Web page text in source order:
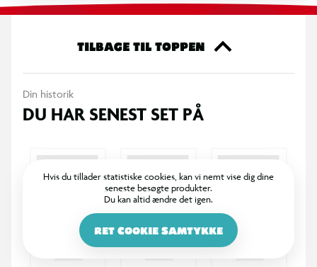
TILBAGE TIL TOPPEN
Din historik
DU HAR SENEST SET PÅ
Hvis du tillader statistiske cookies, kan vi nemt vise dig dine
seneste besøgte produkter.
Du kan altid ændre det igen.
RET COOKIE SAMTYKKE